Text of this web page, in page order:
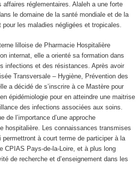
réglementaires. Alaleh a une forte
le domaine de la santé mondiale et de la
pour les maladies négligées et tropicales.
lilloise de Pharmacie Hospitalière
internat, elle a orienté sa formation dans
infections et des résistances. Après avoir
Transversale – Hygiène, Prévention des
a décidé de s’inscrire à ce Mastère pour
épidémiologie pour en atteindre une maitrise
des infections associées aux soins.
de l’importance d’une approche
hospitalière. Les connaissances transmises
à court terme de participer à la
CPIAS Pays-de-la-Loire, et à plus long
de recherche et d’enseignement dans les